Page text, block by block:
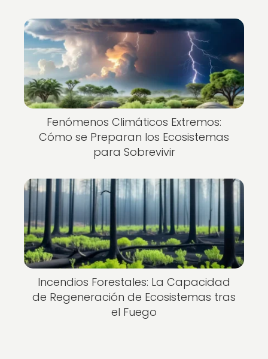
Fenómenos Climáticos Extremos:
Cómo se Preparan los Ecosistemas
para Sobrevivir
Incendios Forestales: La Capacidad
de Regeneración de Ecosistemas tras
el Fuego